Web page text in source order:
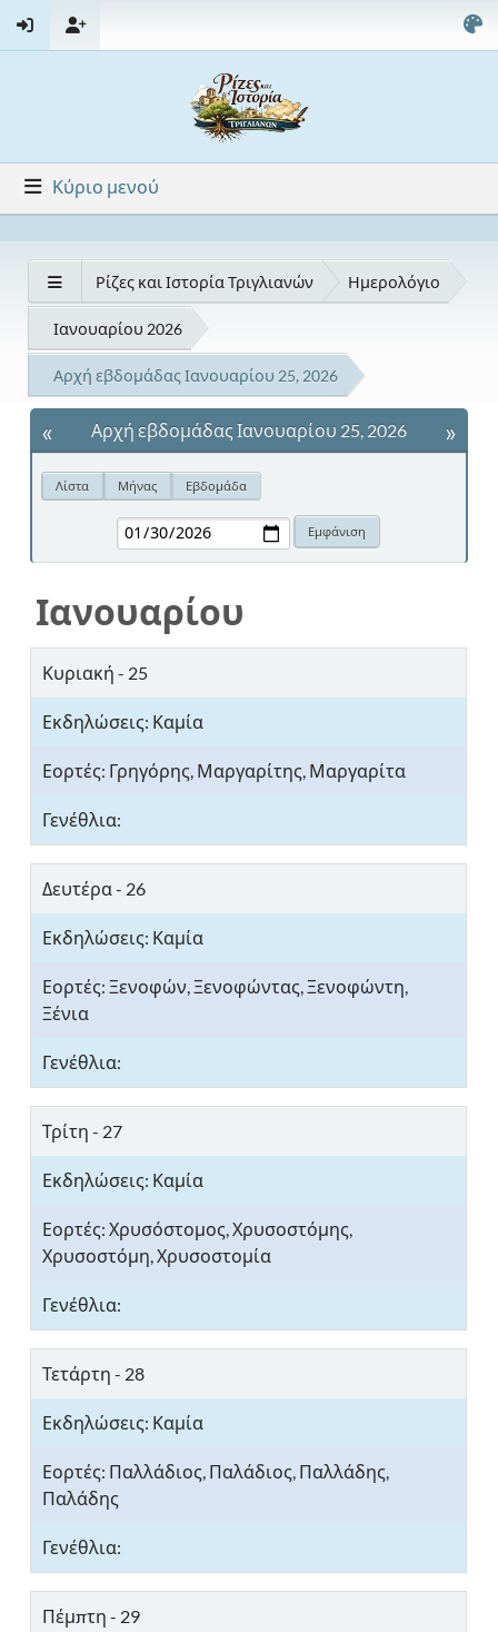
Κύριο μενού
Ρίζες και Ιστορία Τριγλιανών Ημερολόγιο
Ιανουαρίου 2026
Αρχή εβδομάδας Ιανουαρίου 25, 2026
« »
Αρχή εβδομάδας Ιανουαρίου 25, 2026
Λίστα Μήνας Εβδομάδα
Ιανουαρίου
Κυριακή - 25
Γρηγόρης, Μαργαρίτης, Μαργαρίτα
Δευτέρα - 26
Ξενοφών, Ξενοφώντας, Ξενοφώντη,
Ξένια
Τρίτη - 27
Χρυσόστομος, Χρυσοστόμης,
Χρυσοστόμη, Χρυσοστομία
Τετάρτη - 28
Παλλάδιος, Παλάδιος, Παλλάδης,
Παλάδης
Πέμπτη - 29